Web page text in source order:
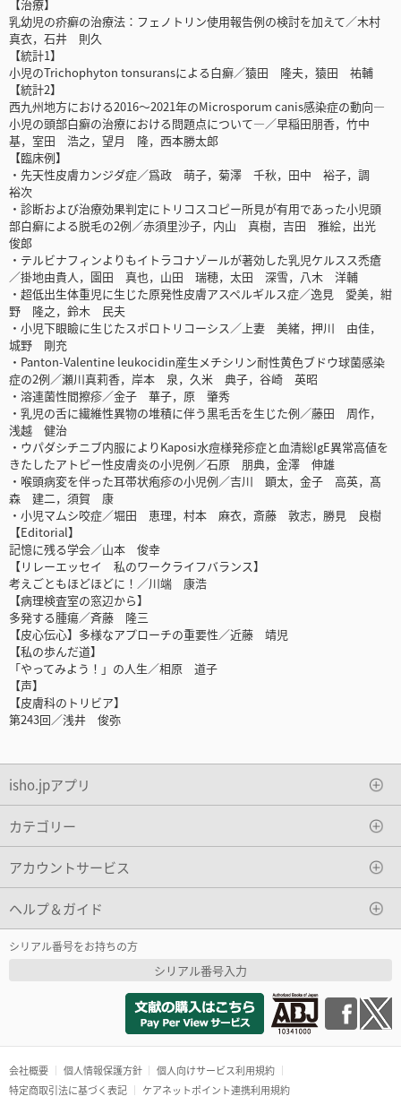
【治療】
乳幼児の疥癬の治療法：フェノトリン使用報告例の検討を加えて／木村
真衣，石井 則久
【統計1】
小児のTrichophyton tonsuransによる白癬／猿田 隆夫，猿田 祐輔
【統計2】
西九州地方における2016～2021年のMicrosporum canis感染症の動向―
小児の頭部白癬の治療における問題点について―／早稲田朋香，竹中
基，室田 浩之，望月 隆，西本勝太郎
【臨床例】
・先天性皮膚カンジダ症／爲政 萌子，菊澤 千秋，田中 裕子，調
裕次
・診断および治療効果判定にトリコスコピー所見が有用であった小児頭
部白癬による脱毛の2例／赤須里沙子，内山 真樹，吉田 雅絵，出光
俊郎
・テルビナフィンよりもイトラコナゾールが著効した乳児ケルスス禿瘡
／掛地由貴人，園田 真也，山田 瑞穂，太田 深雪，八木 洋輔
・超低出生体重児に生じた原発性皮膚アスペルギルス症／逸見 愛美，紺
野 隆之，鈴木 民夫
・小児下眼瞼に生じたスポロトリコーシス／上妻 美緒，押川 由佳，
城野 剛充
・Panton-Valentine leukocidin産生メチシリン耐性黄色ブドウ球菌感染
症の2例／瀬川真莉香，岸本 泉，久米 典子，谷崎 英昭
・溶連菌性間擦疹／金子 華子，原 肇秀
・乳児の舌に繊維性異物の堆積に伴う黒毛舌を生じた例／藤田 周作，
浅越 健治
・ウパダシチニブ内服によりKaposi水痘様発疹症と血清総IgE異常高値を
きたしたアトピー性皮膚炎の小児例／石原 朋典，金澤 伸雄
・喉頭病変を伴った耳帯状疱疹の小児例／吉川 顕太，金子 高英，髙
森 建二，須賀 康
・小児マムシ咬症／堀田 恵理，村本 麻衣，斎藤 敦志，勝見 良樹
【Editorial】
記憶に残る学会／山本 俊幸
【リレーエッセイ 私のワークライフバランス】
考えごともほどほどに！／川端 康浩
【病理検査室の窓辺から】
多発する腫瘍／斉藤 隆三
【皮心伝心】多様なアプローチの重要性／近藤 靖児
【私の歩んだ道】
「やってみよう！」の人生／相原 道子
【声】
【皮膚科のトリビア】
第243回／浅井 俊弥
isho.jpアプリ
カテゴリー
アカウントサービス
ヘルプ＆ガイド
シリアル番号をお持ちの方
シリアル番号入力
会社概要 個人情報保護方針
個人向けサービス利用規約
特定商取引法に基づく表記
ケアネットポイント連携利用規約